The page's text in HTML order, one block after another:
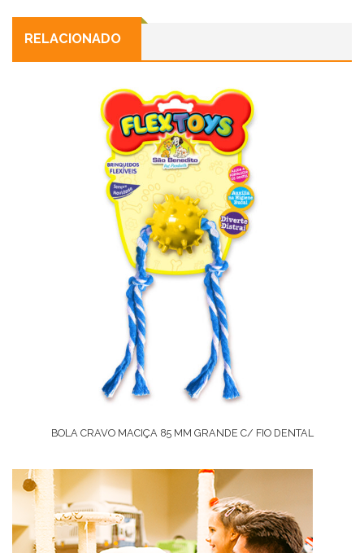
RELACIONADO
BOLA CRAVO MACIÇA 85 MM GRANDE C/ FIO DENTAL